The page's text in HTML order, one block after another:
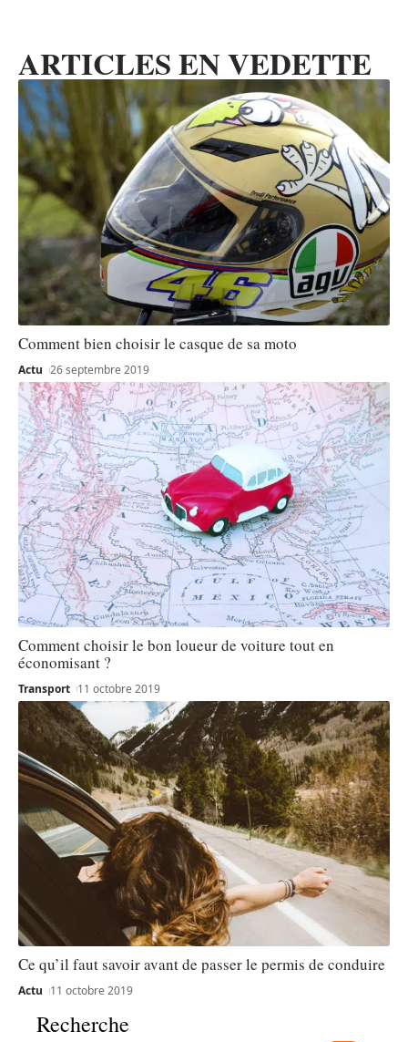
ARTICLES EN VEDETTE
Comment bien choisir le casque de sa moto
Actu 26 septembre 2019
Comment choisir le bon loueur de voiture tout en
économisant ?
Transport 11 octobre 2019
Ce qu’il faut savoir avant de passer le permis de conduire
Actu 11 octobre 2019
Recherche